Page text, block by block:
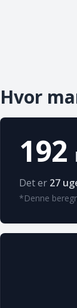
Hvor
192
Det er 27
*Denne